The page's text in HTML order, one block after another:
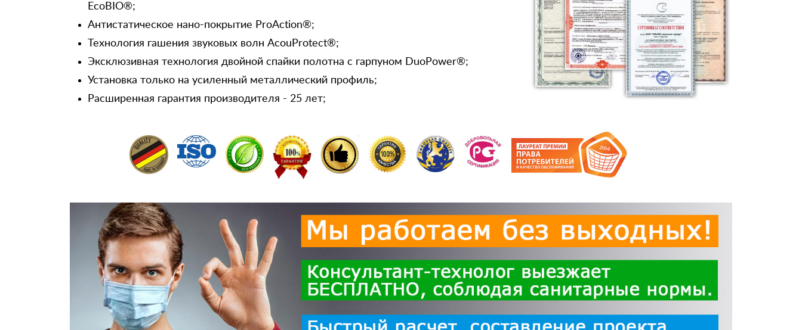
EcoBIO®;
Антистатическое нано-покрытие ProAction®;
Технология гашения звуковых волн AcouProtect®;
Эксклюзивная технология двойной спайки полотна с гарпуном DuoPower®;
Установка только на усиленный металлический профиль;
Расширенная гарантия производителя - 25 лет;